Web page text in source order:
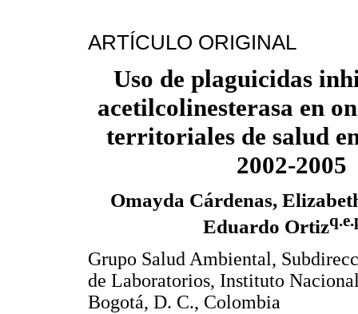
ARTÍCULO ORIGINAL
Uso de plaguicidas
acetilcolinesterasa en
territoriales de salud
2002-2005
Omayda Cárdenas,
Eduardo Ortiz
Grupo Salud Ambiental,
de Laboratorios, Instituto
Bogotá, D. C., Colombia